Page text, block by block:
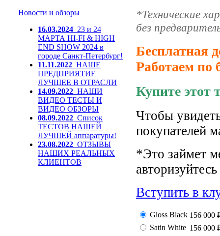
Новости и обзоры
16.03.2024 23 и 24
МАРТА HI-FI & HIGH
END SHOW 2024 в
городе Санкт-Петербург!
11.11.2022 НАШЕ
ПРЕДПРИЯТИЕ
ЛУЧШЕЕ В ОТРАСЛИ
14.09.2022 НАШИ
ВИДЕО ТЕСТЫ И
ВИДЕО ОБЗОРЫ
08.09.2022 Список
ТЕСТОВ НАШЕЙ
ЛУЧШЕЙ аппаратуры!
23.08.2022 ОТЗЫВЫ
НАШИХ РЕАЛЬНЫХ
КЛИЕНТОВ
*Технические
без
Бесплатная
Работаем по
Купите этот
Чтобы
покупателей
*Это займет
Вступить в
Gloss Black 156 000
Satin White 156 000